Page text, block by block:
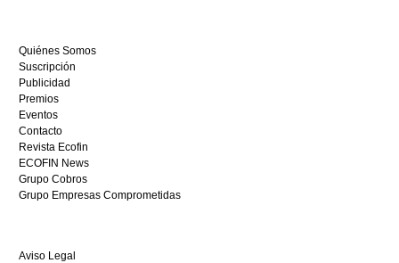
hoy
mismo.
Quiénes Somos
Suscripción
Publicidad
Premios
Eventos
Contacto
Revista Ecofin
ECOFIN News
Grupo Cobros
Grupo Empresas Comprometidas
Aviso Legal